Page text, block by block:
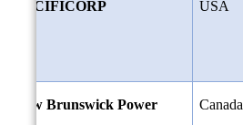
PACIFICORP USA
New Brunswick Power Canada